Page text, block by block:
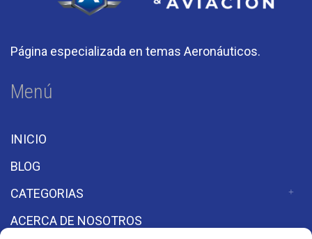
Página especializada en temas Aeronáuticos.
Menú
INICIO
BLOG
CATEGORIAS
ACERCA DE NOSOTROS